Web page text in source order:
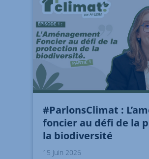
#ParlonsClimat :
foncier au défi de la
la biodiversité
15 Juin 2026